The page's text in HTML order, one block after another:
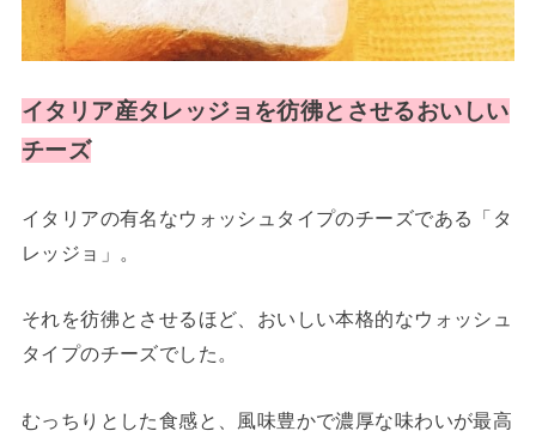
イタリア産タレッジョを彷彿とさせるおいしい
チーズ
イタリアの有名なウォッシュタイプのチーズである「タ
レッジョ」。
それを彷彿とさせるほど、おいしい本格的なウォッシュ
タイプのチーズでした。
むっちりとした食感と、風味豊かで濃厚な味わいが最高